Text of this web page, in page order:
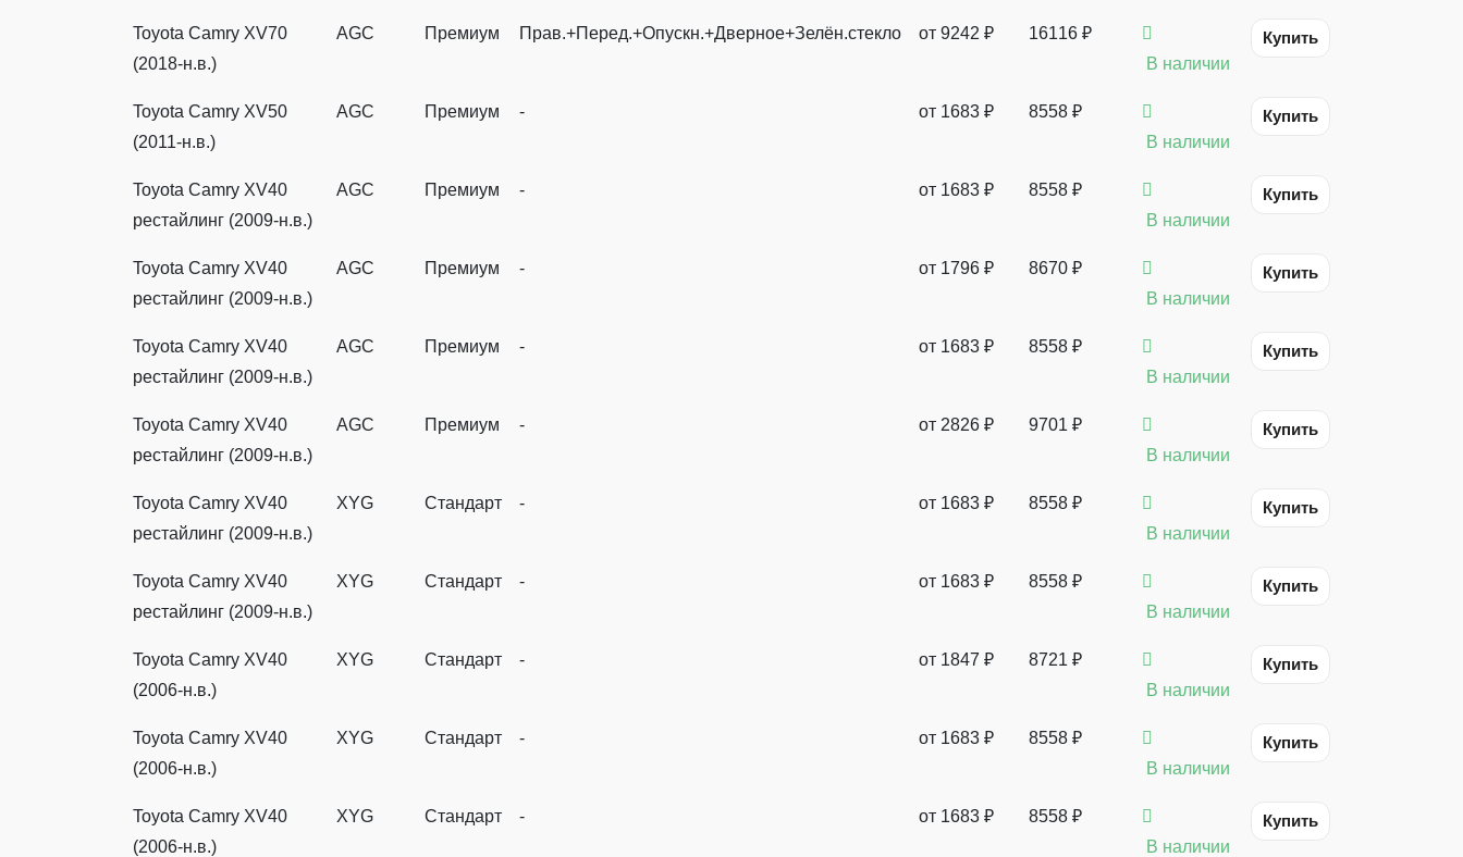
Toyota Camry XV70
(2018-н.в.)
AGC Премиум Прав.+Перед.+Опускн.+Дверное+Зелён.стекло от 9242 ₽
16116 ₽
В наличии
Купить
Toyota Camry XV50
(2011-н.в.)
AGC Премиум - от 1683 ₽
8558 ₽
В наличии
Купить
Toyota Camry XV40
рестайлинг (2009-н.в.)
AGC Премиум - от 1683 ₽
8558 ₽
В наличии
Купить
Toyota Camry XV40
рестайлинг (2009-н.в.)
AGC Премиум - от 1796 ₽
8670 ₽
В наличии
Купить
Toyota Camry XV40
рестайлинг (2009-н.в.)
AGC Премиум - от 1683 ₽
8558 ₽
В наличии
Купить
Toyota Camry XV40
рестайлинг (2009-н.в.)
AGC Премиум - от 2826 ₽
9701 ₽
В наличии
Купить
Toyota Camry XV40
рестайлинг (2009-н.в.)
XYG Стандарт - от 1683 ₽
8558 ₽
В наличии
Купить
Toyota Camry XV40
рестайлинг (2009-н.в.)
XYG Стандарт - от 1683 ₽
8558 ₽
В наличии
Купить
Toyota Camry XV40
(2006-н.в.)
XYG Стандарт - от 1847 ₽
8721 ₽
В наличии
Купить
Toyota Camry XV40
(2006-н.в.)
XYG Стандарт - от 1683 ₽
8558 ₽
В наличии
Купить
Toyota Camry XV40
(2006-н.в.)
XYG Стандарт - от 1683 ₽
8558 ₽
В наличии
Купить